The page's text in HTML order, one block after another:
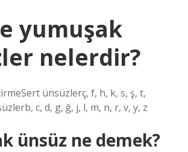
yumuşak
nelerdir?
ünsüzlerç, f, h, k, s, ş, t,
c, d, g, ğ, j, l, m, n, r, v, y, z
ünsüz ne demek?